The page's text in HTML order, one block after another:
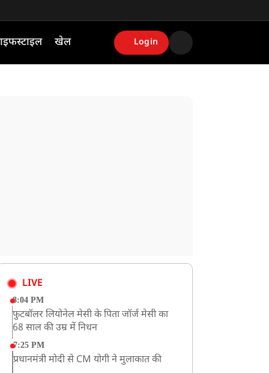
खेल Login
LIVE
8:04 PM
फुटबॉलर लियोनेल मेसी के पिता जॉर्ज मेसी का
68 साल की उम्र में निधन
7:25 PM
प्रधानमंत्री मोदी से CM योगी ने मुलाकात की